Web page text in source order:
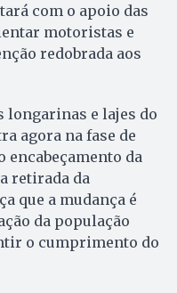
com o apoio das
motoristas e
redobrada aos
longarinas e lajes do
agora na fase de
encabeçamento da
retirada da
que a mudança é
da população
o cumprimento do